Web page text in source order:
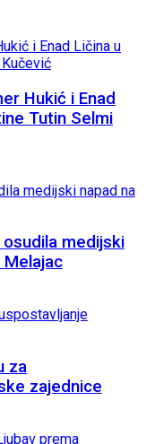
Hukić i Enad
Tutin Selmi
osudila medijski
Melajac
za
zajednice